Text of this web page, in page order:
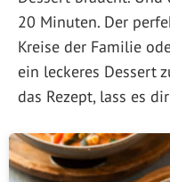
20 Minuten. Der
Kreise der Familie
ein leckeres Dessert
das Rezept, lass es